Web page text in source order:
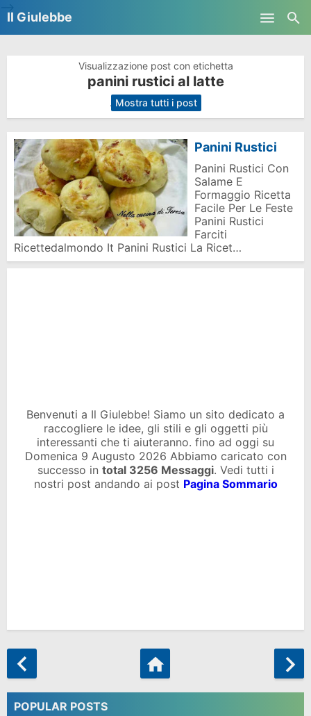
Il Giulebbe
Visualizzazione post con etichetta
panini rustici al latte
. Mostra tutti i post
Panini Rustici
Panini Rustici Con
Salame E
Formaggio Ricetta
Facile Per Le Feste
Panini Rustici
Farciti
Ricettedalmondo It Panini Rustici La Ricet…
Benvenuti a Il Giulebbe! Siamo un sito dedicato a
raccogliere le idee, gli stili e gli oggetti più
interessanti che ti aiuteranno. fino ad oggi su
Domenica 9 Augusto 2026 Abbiamo caricato con
successo in total 3256 Messaggi. Vedi tutti i
nostri post andando ai post Pagina Sommario
POPULAR POSTS